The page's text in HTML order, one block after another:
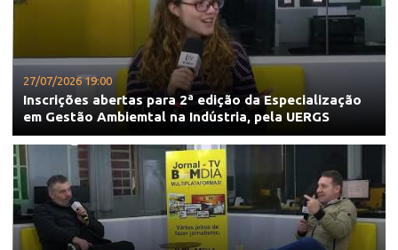
27/07/2026 19:00
Inscrições abertas para 2ª edição da Especialização
em Gestão Ambiemtal na Indústria, pela UERGS